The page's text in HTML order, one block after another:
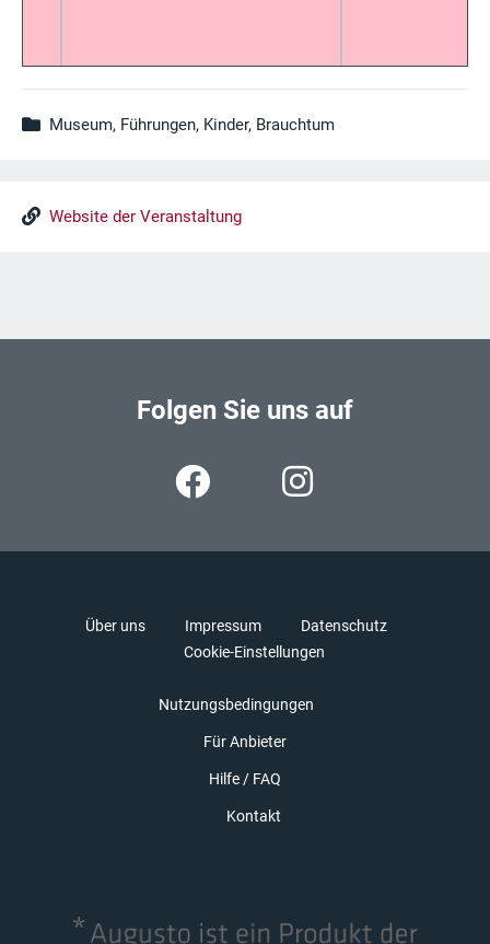
Museum, Führungen, Kinder, Brauchtum
Website der Veranstaltung
Folgen Sie uns auf
Über uns Impressum
Datenschutz
Cookie-Einstellungen
Nutzungsbedingungen
Für Anbieter
Hilfe / FAQ
Kontakt